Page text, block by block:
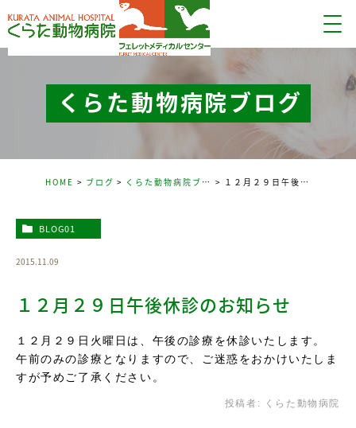
くらた動物病院ブログ
HOME ブログ くらた動物病院ブログ １２月２９日午後休診のお知らせ
BLOG01
2015.11.09
１２月２９日午後休診のお知らせ
１２月２９日火曜日は、午後の診療を休診いたします。
午前のみの診療となりますので、ご迷惑をおかけいたしま
すが予めご了承ください。
投稿者: くらた動物病院